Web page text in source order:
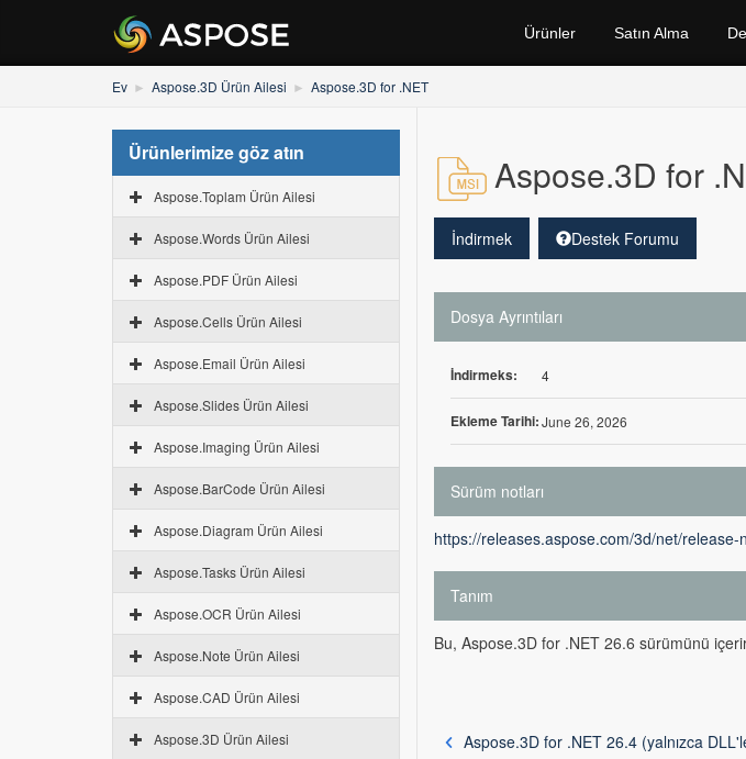
Ürünler Satın Alma
Ev Aspose.3D Ürün Ailesi Aspose.3D for .NET
Ürünlerimize göz atın
Aspose.Toplam Ürün Ailesi
Aspose.Words Ürün Ailesi
Aspose.PDF Ürün Ailesi
Aspose.Cells Ürün Ailesi
Aspose.Email Ürün Ailesi
Aspose.Slides Ürün Ailesi
Aspose.Imaging Ürün Ailesi
Aspose.BarCode Ürün Ailesi
Aspose.Diagram Ürün Ailesi
Aspose.Tasks Ürün Ailesi
Aspose.OCR Ürün Ailesi
Aspose.Note Ürün Ailesi
Aspose.CAD Ürün Ailesi
Aspose.3D Ürün Ailesi
Aspose.3D for
İndirmek Destek Forumu
Dosya Ayrıntıları
İndirmeks: 4
Ekleme Tarihi:June 26, 2026
Sürüm notları
https://releases.aspose.com/3d/net/
Tanım
Bu, Aspose.3D for .NET 26.6 sürümünü
Aspose.3D for .NET 26.4 (yalnızca